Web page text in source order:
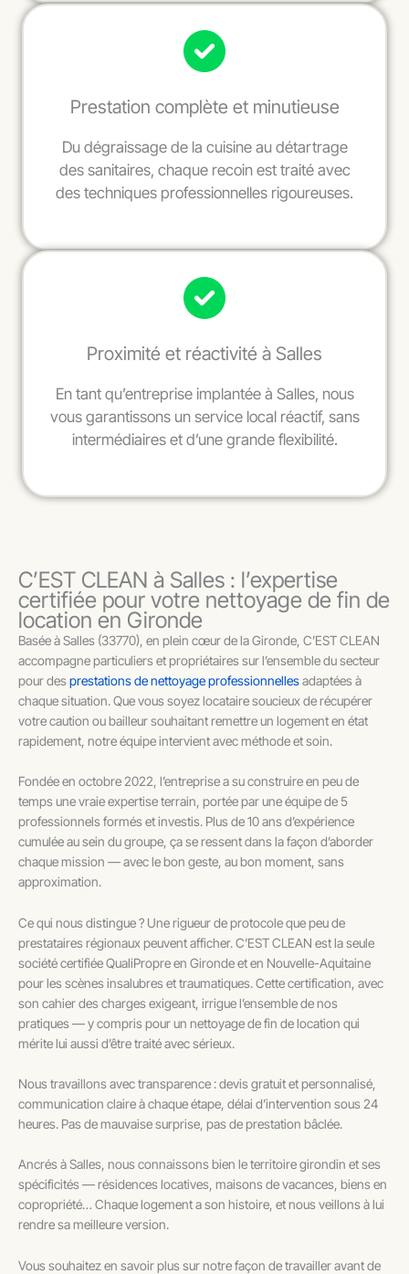
Prestation complète et minutieuse
Du dégraissage de la cuisine au détartrage
des sanitaires, chaque recoin est traité avec
des techniques professionnelles rigoureuses.
Proximité et réactivité à Salles
En tant qu’entreprise implantée à Salles, nous
vous garantissons un service local réactif, sans
intermédiaires et d’une grande flexibilité.
C’EST CLEAN à Salles : l’expertise
certifiée pour votre nettoyage de fin de
location en Gironde
Basée à Salles (33770), en plein cœur de la Gironde, C’EST CLEAN
accompagne particuliers et propriétaires sur l’ensemble du secteur
pour desprestations de nettoyage professionnellesadaptées à
chaque situation. Que vous soyez locataire soucieux de récupérer
votre caution ou bailleur souhaitant remettre un logement en état
rapidement, notre équipe intervient avec méthode et soin.
Fondée en octobre 2022, l’entreprise a su construire en peu de
temps une vraie expertise terrain, portée par une équipe de 5
professionnels formés et investis. Plus de 10 ans d’expérience
cumulée au sein du groupe, ça se ressent dans la façon d’aborder
chaque mission — avec le bon geste, au bon moment, sans
approximation.
Ce qui nous distingue ? Une rigueur de protocole que peu de
prestataires régionaux peuvent afficher. C’EST CLEAN est la seule
société certifiée QualiPropre en Gironde et en Nouvelle-Aquitaine
pour les scènes insalubres et traumatiques. Cette certification, avec
son cahier des charges exigeant, irrigue l’ensemble de nos
pratiques — y compris pour un nettoyage de fin de location qui
mérite lui aussi d’être traité avec sérieux.
Nous travaillons avec transparence : devis gratuit et personnalisé,
communication claire à chaque étape, délai d’intervention sous 24
heures. Pas de mauvaise surprise, pas de prestation bâclée.
Ancrés à Salles, nous connaissons bien le territoire girondin et ses
spécificités — résidences locatives, maisons de vacances, biens en
copropriété… Chaque logement a son histoire, et nous veillons à lui
rendre sa meilleure version.
Vous souhaitez en savoir plus sur notre façon de travailler avant de